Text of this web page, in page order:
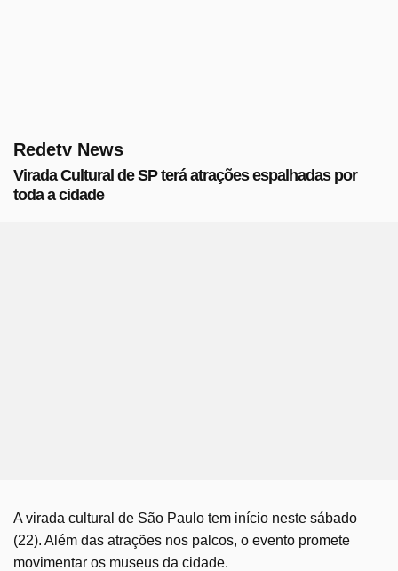
Redetv News
Virada Cultural de SP terá atrações espalhadas por
toda a cidade
A virada cultural de São Paulo tem início neste sábado
(22). Além das atrações nos palcos, o evento promete
movimentar os museus da cidade.